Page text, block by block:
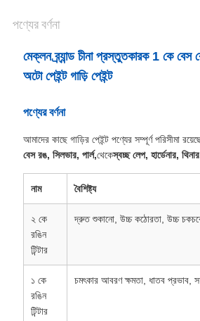
পণ্যের বর্ণনা
মেক্লন ব্র্যান্ড চীনা প্রস্তুতকারক 1 কে বেস
অটো পেইন্ট গাড়ি পেইন্ট
পণ্যের বর্ণনা
আমাদের কাছে গাড়ির পেইন্ট পণ্যের সম্পূর্ণ পরিসীমা
বেস রঙ, সিলভার, পার্ল,থেকেস্বচ্ছ লেপ, হার্ডেনার,
নাম বৈশিষ্ট্য
২ কে
রঙিন
টিন্টার
দ্রুত শুকানো, উচ্চ কঠোরতা, উচ্চ
১ কে
রঙিন
টিন্টার
চমৎকার আবরণ ক্ষমতা, ধাতব প্রভাব,